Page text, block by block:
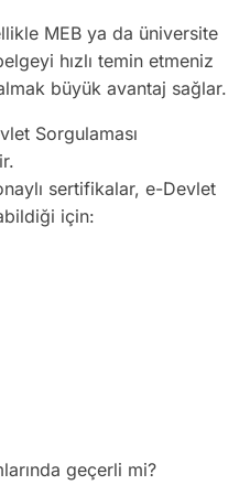
MEB ya da üniversite
hızlı temin etmeniz
büyük avantaj sağlar.
Sorgulaması
sertifikalar, e-Devlet
için:
geçerli mi?